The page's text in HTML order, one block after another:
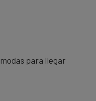
para llegar